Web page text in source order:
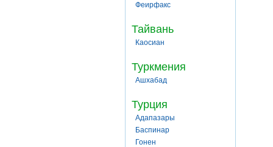
Феирфакс
Тайвань
Каосиан
Туркмения
Ашхабад
Турция
Адапазары
Баспинар
Гонен